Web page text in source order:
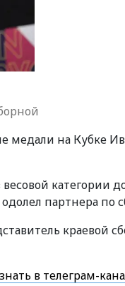
медали на Кубке
категории
партнера по
краевой
в телеграм-